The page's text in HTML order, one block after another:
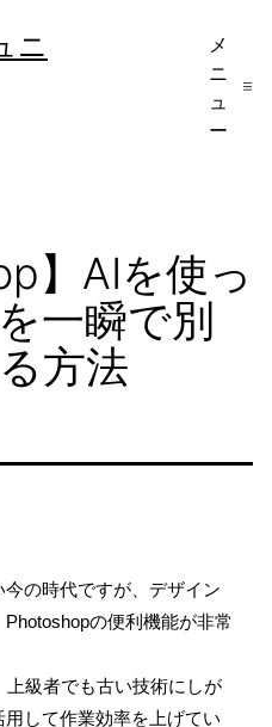
ニ
メ
ニ
ュ
ー
】AIを使っ
一瞬で別
方法
の時代ですが、デザイン
の便利機能が非常
級者でも古い技術にしが
して作業効率を上げてい